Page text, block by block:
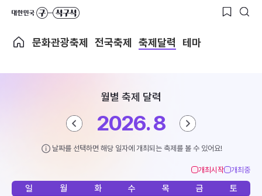
문화관광축제 전국축제 축제달력 테마
월별 축제 달력
2026. 8
날짜를 선택하면 해당 일자에 개최되는 축제를 볼 수 있어요!
개최시작 개최중
일 월 화 수 목 금 토